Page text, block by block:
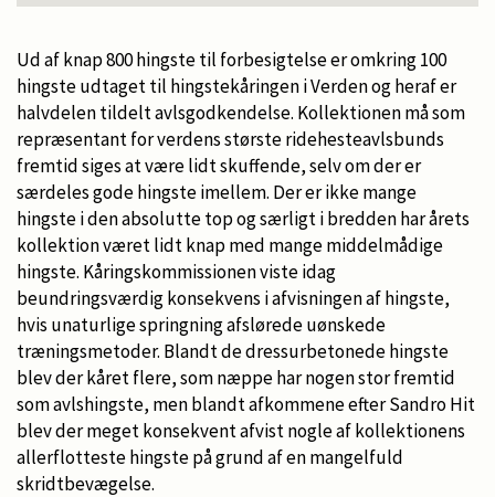
Ud af knap 800 hingste til forbesigtelse er omkring 100
hingste udtaget til hingstekåringen i Verden og heraf er
halvdelen tildelt avlsgodkendelse. Kollektionen må som
repræsentant for verdens største ridehesteavlsbunds
fremtid siges at være lidt skuffende, selv om der er
særdeles gode hingste imellem. Der er ikke mange
hingste i den absolutte top og særligt i bredden har årets
kollektion været lidt knap med mange middelmådige
hingste. Kåringskommissionen viste idag
beundringsværdig konsekvens i afvisningen af hingste,
hvis unaturlige springning afslørede uønskede
træningsmetoder. Blandt de dressurbetonede hingste
blev der kåret flere, som næppe har nogen stor fremtid
som avlshingste, men blandt afkommene efter Sandro Hit
blev der meget konsekvent afvist nogle af kollektionens
allerflotteste hingste på grund af en mangelfuld
skridtbevægelse.